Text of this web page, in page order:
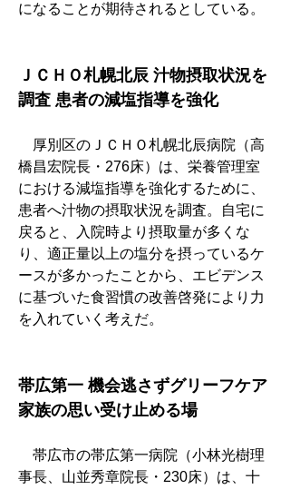
になることが期待されるとしている。
ＪＣＨＯ札幌北辰 汁物摂取状況を
調査 患者の減塩指導を強化
厚別区のＪＣＨＯ札幌北辰病院（高
橋昌宏院長・276床）は、栄養管理室
における減塩指導を強化するために、
患者へ汁物の摂取状況を調査。自宅に
戻ると、入院時より摂取量が多くな
り、適正量以上の塩分を摂っているケ
ースが多かったことから、エビデンス
に基づいた食習慣の改善啓発により力
を入れていく考えだ。
帯広第一 機会逃さずグリーフケア
家族の思い受け止める場
帯広市の帯広第一病院（小林光樹理
事長、山並秀章院長・230床）は、十